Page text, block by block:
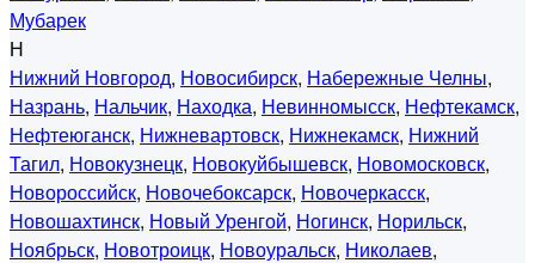
Мубарек
Н
Нижний Новгород, Новосибирск, Набережные Челны,
Назрань, Нальчик, Находка, Невинномысск, Нефтекамск,
Нефтеюганск, Нижневартовск, Нижнекамск, Нижний
Тагил, Новокузнецк, Новокуйбышевск, Новомосковск,
Новороссийск, Новочебоксарск, Новочеркасск,
Новошахтинск, Новый Уренгой, Ногинск, Норильск,
Ноябрьск, Новотроицк, Новоуральск, Николаев,